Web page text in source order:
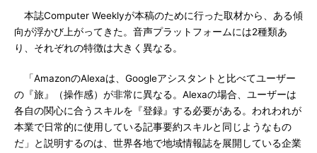
本誌Computer Weeklyが本稿のために行った取材から、ある傾
向が浮かび上がってきた。音声プラットフォームには2種類あ
り、それぞれの特徴は大きく異なる。
「AmazonのAlexaは、Googleアシスタントと比べてユーザー
の『旅』（操作感）が非常に異なる。Alexaの場合、ユーザーは
各自の関心に合うスキルを『登録』する必要がある。われわれが
本業で日常的に使用している記事要約スキルと同じようなもの
だ」と説明するのは、世界各地で地域情報誌を展開している企業